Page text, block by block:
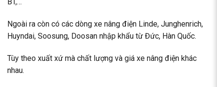
Ngoài ra còn có các dòng xe nâng điện Linde, Junghenrich,
Huyndai, Soosung, Doosan nhập khẩu từ Đức, Hàn Quốc.
Tùy theo xuất xứ mà chất lượng và giá xe nâng điện khác
nhau.